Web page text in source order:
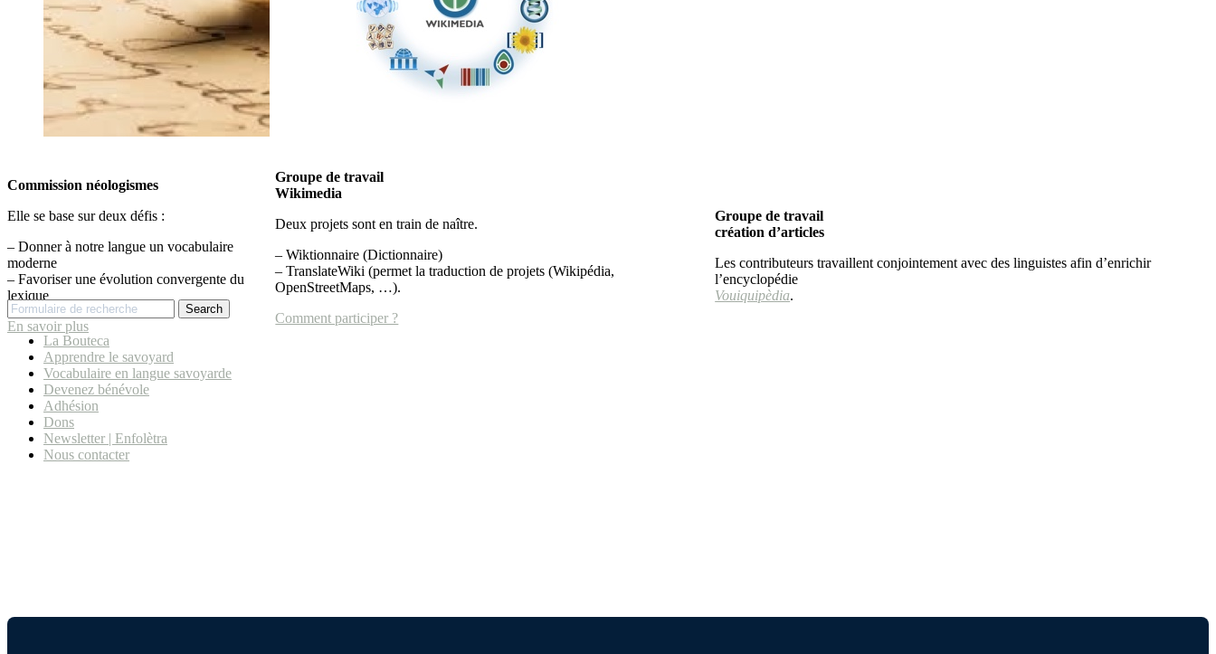
Commission néologismes
Elle se base sur deux défis :
– Donner à notre langue un vocabulaire
moderne
– Favoriser une évolution convergente du
lexique
En savoir plus
Groupe de travail
Wikimedia
Deux projets sont en train de naître.
– Wiktionnaire (Dictionnaire)
– TranslateWiki (permet la traduction de projets (Wikipédia,
OpenStreetMaps, …).
Comment participer ?
Groupe de travail
création d’articles
Les contributeurs travaillent conjointement avec des linguistes afin d’enrichir
l’encyclopédie
Vouiquipèdia.
Search
La Bouteca
Apprendre le savoyard
Vocabulaire en langue savoyarde
Devenez bénévole
Adhésion
Dons
Newsletter | Enfolètra
Nous contacter